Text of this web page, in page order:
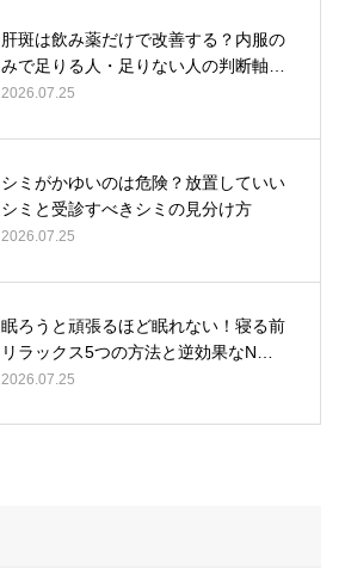
肝斑は飲み薬だけで改善する？内服の
みで足りる人・足りない人の判断軸…
2026.07.25
シミがかゆいのは危険？放置していい
シミと受診すべきシミの見分け方
2026.07.25
眠ろうと頑張るほど眠れない！寝る前
リラックス5つの方法と逆効果なN…
2026.07.25